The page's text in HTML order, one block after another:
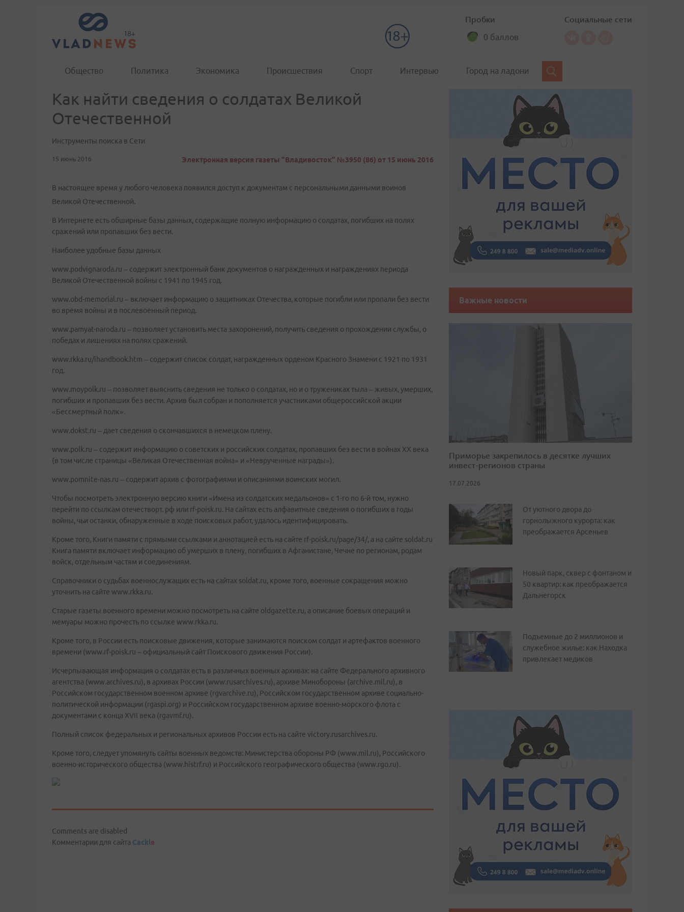
Пробки
0 баллов
Социальные сети
Общество Политика Экономика Происшествия Спорт Интервью Город на ладони
Как найти сведения о солдатах Великой
Отечественной
Инструменты поиска в Сети
15 июнь 2016 Электронная версия газеты "Владивосток" №3950 (86) от 15 июнь 2016
В настоящее время у любого человека появился доступ к документам с персональными данными воинов
Великой Отечественной.
В Интернете есть обширные базы данных, содержащие полную информацию о солдатах, погибших на полях
сражений или пропавших без вести.
Наиболее удобные базы данных
www.podvignaroda.ru – содержит электронный банк документов о награжденных и награждениях периода
Великой Отечественной войны с 1941 по 1945 год.
www.obd-memorial.ru – включает информацию о защитниках Отечества, которые погибли или пропали без вести
во время войны и в послевоенный период.
www.pamyat-naroda.ru – позволяет установить места захоронений, получить сведения о прохождении службы, о
победах и лишениях на полях сражений.
www.rkka.ru/ihandbook.htm – содержит список солдат, награжденных орденом Красного Знамени с 1921 по 1931
год.
www.moypolk.ru – позволяет выяснить сведения не только о солдатах, но и о тружениках тыла – живых, умерших,
погибших и пропавших без вести. Архив был собран и пополняется участниками общероссийской акции
«Бессмертный полк».
www.dokst.ru – дает сведения о скончавшихся в немецком плену.
www.polk.ru – содержит информацию о советских и российских солдатах, пропавших без вести в войнах XX века
(в том числе страницы «Великая Отечественная война» и «Неврученные награды»).
www.pomnite-nas.ru – содержит архив с фотографиями и описаниями воинских могил.
Чтобы посмотреть электронную версию книги «Имена из солдатских медальонов» с 1-го по 6-й том, нужно
перейти по ссылкам отечестворт. рф или rf-poisk.ru. На сайтах есть алфавитные сведения о погибших в годы
войны, чьи останки, обнаруженные в ходе поисковых работ, удалось идентифицировать.
Кроме того, Книги памяти с прямыми ссылками и аннотацией есть на сайте rf-poisk.ru/page/34/, а на сайте soldat.ru
Книга памяти включает информацию об умерших в плену, погибших в Афганистане, Чечне по регионам, родам
войск, отдельным частям и соединениям.
Справочники о судьбах военнослужащих есть на сайтах soldat.ru, кроме того, военные сокращения можно
уточнить на сайте www.rkka.ru.
Старые газеты военного времени можно посмотреть на сайте oldgazette.ru, а описание боевых операций и
мемуары можно прочесть по ссылке www.rkka.ru.
Кроме того, в России есть поисковые движения, которые занимаются поиском солдат и артефактов военного
времени (www.rf-poisk.ru – официальный сайт Поискового движения России).
Исчерпывающая информация о солдатах есть в различных военных архивах: на сайте Федерального архивного
агентства (www.archives.ru), в архивах России (www.rusarchives.ru), архиве Минобороны (archive.mil.ru), в
Российском государственном военном архиве (rgvarchive.ru), Российском государственном архиве социально-
политической информации (rgaspi.org) и Российском государственном архиве военно-морского флота с
документами с конца XVII века (rgavmf.ru).
Полный список федеральных и региональных архивов России есть на сайте victory.rusarchives.ru.
Кроме того, следует упомянуть сайты военных ведомств: Министерства обороны РФ (www.mil.ru), Российского
военно-исторического общества (www.histrf.ru) и Российского географического общества (www.rgo.ru).
Comments are disabled
Комментарии для сайта Cackle
Важные новости
Приморье закрепилось в десятке лучших
инвест-регионов страны
17.07.2026
От уютного двора до
горнолыжного курорта: как
преображается Арсеньев
Новый парк, сквер с фонтаном и
50 квартир: как преображается
Дальнегорск
Подъемные до 2 миллионов и
служебное жилье: как Находка
привлекает медиков